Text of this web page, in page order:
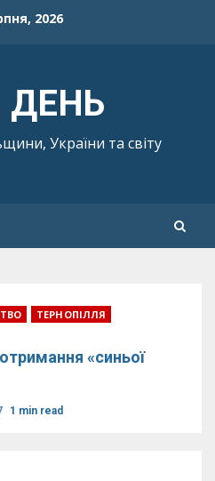
2026
ДЕНЬ
України та світу
ТЕРНОПІЛЛЯ
«синьої
1 min read